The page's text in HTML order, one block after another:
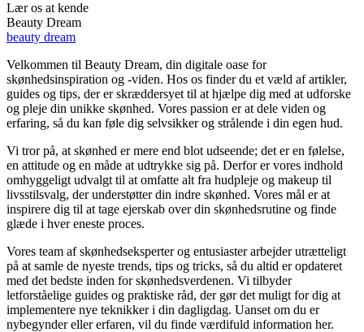
Lær os at kende
Beauty Dream
beauty dream
Velkommen til Beauty Dream, din digitale oase for
skønhedsinspiration og -viden. Hos os finder du et væld af artikler,
guides og tips, der er skræddersyet til at hjælpe dig med at udforske
og pleje din unikke skønhed. Vores passion er at dele viden og
erfaring, så du kan føle dig selvsikker og strålende i din egen hud.
Vi tror på, at skønhed er mere end blot udseende; det er en følelse,
en attitude og en måde at udtrykke sig på. Derfor er vores indhold
omhyggeligt udvalgt til at omfatte alt fra hudpleje og makeup til
livsstilsvalg, der understøtter din indre skønhed. Vores mål er at
inspirere dig til at tage ejerskab over din skønhedsrutine og finde
glæde i hver eneste proces.
Vores team af skønhedseksperter og entusiaster arbejder utrætteligt
på at samle de nyeste trends, tips og tricks, så du altid er opdateret
med det bedste inden for skønhedsverdenen. Vi tilbyder
letforståelige guides og praktiske råd, der gør det muligt for dig at
implementere nye teknikker i din dagligdag. Uanset om du er
nybegynder eller erfaren, vil du finde værdifuld information her.